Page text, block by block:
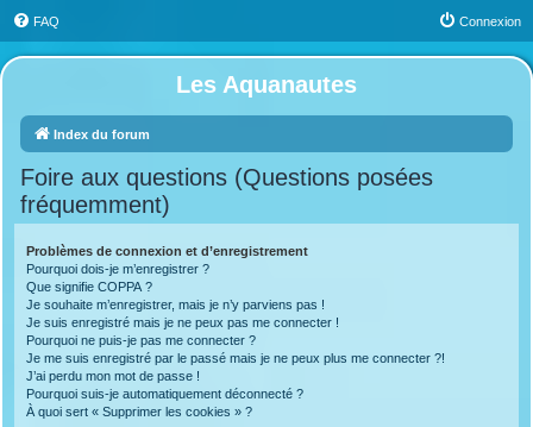
FAQ Connexion
Les Aquanautes
Index du forum
Foire aux questions (Questions posées
fréquemment)
Problèmes de connexion et d’enregistrement
Pourquoi dois-je m’enregistrer ?
Que signifie COPPA ?
Je souhaite m’enregistrer, mais je n’y parviens pas !
Je suis enregistré mais je ne peux pas me connecter !
Pourquoi ne puis-je pas me connecter ?
Je me suis enregistré par le passé mais je ne peux plus me connecter ?!
J’ai perdu mon mot de passe !
Pourquoi suis-je automatiquement déconnecté ?
À quoi sert « Supprimer les cookies » ?